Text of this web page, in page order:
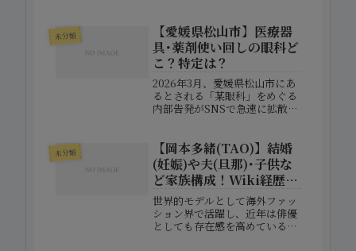
ァンへの感謝を感じさせるもの
であり、多くの祝福の声が寄せ
られています。今回の発表によ
り注目が...
未分類
【愛媛県松山市】医療器
具･薬剤使い回しの眼科ど
こ？特定は？
2026年3月、愛媛県松山市にあ
るとされる「某眼科」をめぐる
内部告発がSNSで急速に拡散
薬剤などの医療器具を使い回し
ていた可能性があるという内容
が指摘されており、医療安全の
観点から不安...
未分類
【岡本多緒(TAO)】結婚
(妊娠)や夫(旦那)･子供な
ど家族構成！Wiki経歴学
歴！
世界的モデルとして海外ファッ
ション界で活躍し、近年は俳優
としても存在感を高めている岡